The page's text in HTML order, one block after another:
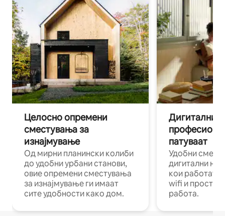
Целосно опремени
сместувања за
изнајмување
Од мирни планински колиби
до удобни урбани станови,
овие опремени сместувања
за изнајмување ги имаат
сите удобности како дом.
Дигитални
патуваат
Удобни
дигитални
кои работат
wifi и
работа.